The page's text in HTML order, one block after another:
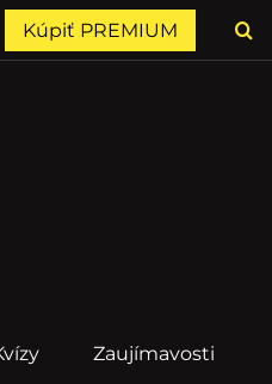
Kúpiť PREMIUM
Zaujímavosti